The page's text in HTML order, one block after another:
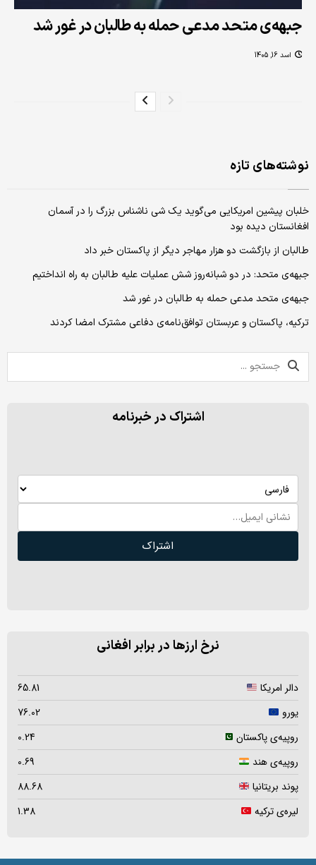
جبهه‌ی متحد مدعی حمله به طالبان در غور شد
اسد 16, 1405
نوشته‌های تازه
خلبان پیشین امریکایی می‌گوید یک شی ناشناس بزرگ را در آسمان
افغانستان دیده بود
طالبان از بازگشت دو هزار مهاجر دیگر از پاکستان خبر داد
جبهه‌ی متحد: در دو شبانه‌روز شش عملیات علیه طالبان به راه انداختیم
جبهه‌ی متحد مدعی حمله به طالبان در غور شد
ترکیه، پاکستان و عربستان توافق‌نامه‌ی دفاعی مشترک امضا کردند
اشتراک در خبرنامه
اشتراک
نرخ ارزها در برابر افغانی
دالر امریکا
65.81
یورو
76.02
روپیه‌ی پاکستان
0.24
روپیه‌ی هند
0.69
پوند بریتانیا
88.68
لیره‌ی ترکیه
1.38